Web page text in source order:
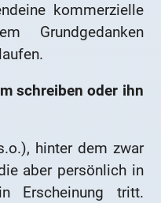
kommerzielle
Grundgedanken
schreiben oder ihn
hinter dem zwar
aber persönlich in
Erscheinung tritt.